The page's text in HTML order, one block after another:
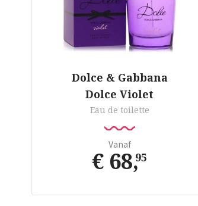
Dolce & Gabbana
Dolce Violet
Eau de toilette
Vanaf
€ 68,95